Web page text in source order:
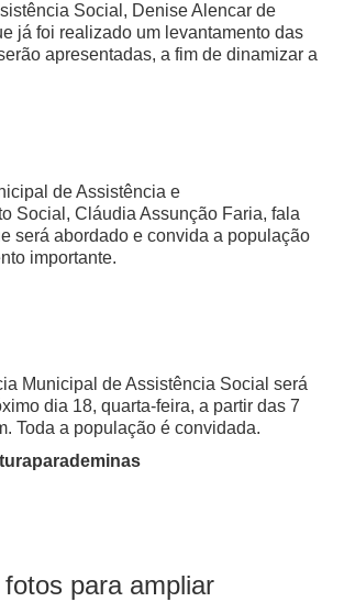
Social, Denise Alencar de
já foi realizado um levantamento das
apresentadas, a fim de dinamizar a
de Assistência e
Social, Cláudia Assunção Faria, fala
será abordado e convida a população
importante.
Municipal de Assistência Social será
dia 18, quarta-feira, a partir das 7
Toda a população é convidada.
para ampliar